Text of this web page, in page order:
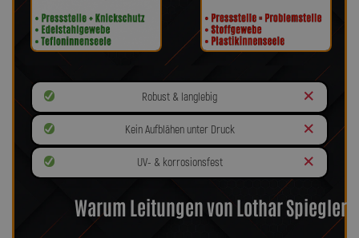
Robust & langlebig
Kein Aufblähen unter Druck
UV- & korrosionsfest
Warum Leitungen von Lothar Spiegler?